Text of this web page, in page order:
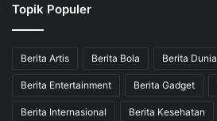
Topik Populer
Berita Artis Berita Bola Berita Dunia
Berita Entertainment Berita Gadget
Berita Internasional Berita Kesehatan